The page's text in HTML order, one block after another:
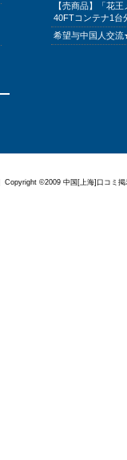
【売商品】「花
40FTコンテナ1台
希望与中国人交
| Copyright ©2009 中国[上海]口コミ掲